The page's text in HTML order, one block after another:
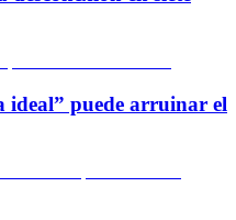
ideal” puede arruinar el